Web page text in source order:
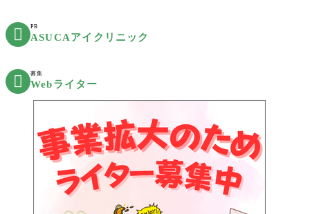
 PR
ASUCAアイクリニック
 募集
Webライター